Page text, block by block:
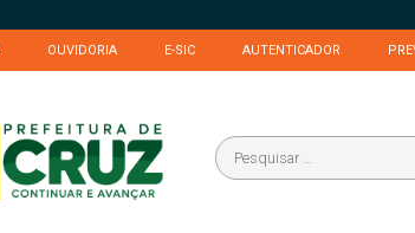
OUVIDORIA E-SIC AUTENTICADOR